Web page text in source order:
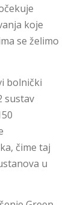
koje
se želimo
bolnički
sustav
čime taj
u